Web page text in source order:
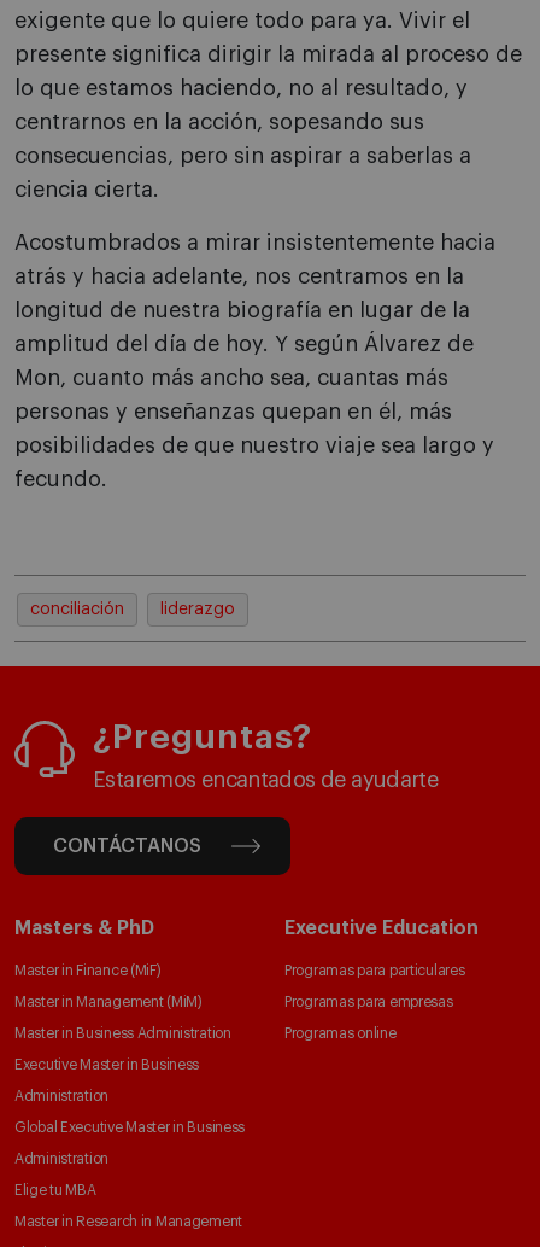
exigente que lo quiere todo para ya. Vivir el
presente significa dirigir la mirada al proceso de
lo que estamos haciendo, no al resultado, y
centrarnos en la acción, sopesando sus
consecuencias, pero sin aspirar a saberlas a
ciencia cierta.
Acostumbrados a mirar insistentemente hacia
atrás y hacia adelante, nos centramos en la
longitud de nuestra biografía en lugar de la
amplitud del día de hoy. Y según Álvarez de
Mon, cuanto más ancho sea, cuantas más
personas y enseñanzas quepan en él, más
posibilidades de que nuestro viaje sea largo y
fecundo.
conciliación liderazgo
¿Preguntas?
Estaremos encantados de ayudarte
CONTÁCTANOS
Masters & PhD
Master in Finance (MiF)
Master in Management (MiM)
Master in Business Administration
Executive Master in Business
Administration
Global Executive Master in Business
Administration
Elige tu MBA
Master in Research in Management
Executive Education
Programas para particulares
Programas para empresas
Programas online